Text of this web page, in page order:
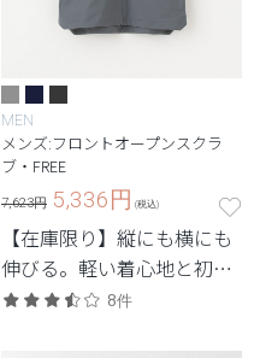
MEN
メンズ:フロントオープンスクラ
ブ・FREE
7,623円 5,336円 (税込)
【在庫限り】縦にも横にも
伸びる。軽い着心地と初め
ての1着にもおすすめなシ
8件